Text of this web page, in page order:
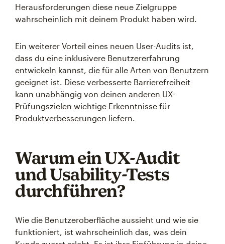
Herausforderungen diese neue Zielgruppe
wahrscheinlich mit deinem Produkt haben wird.
Ein weiterer Vorteil eines neuen User-Audits ist,
dass du eine inklusivere Benutzererfahrung
entwickeln kannst, die für alle Arten von Benutzern
geeignet ist. Diese verbesserte Barrierefreiheit
kann unabhängig von deinen anderen UX-
Prüfungszielen wichtige Erkenntnisse für
Produktverbesserungen liefern.
Warum ein UX-Audit
und Usability-Tests
durchführen?
Wie die Benutzeroberfläche aussieht und wie sie
funktioniert, ist wahrscheinlich das, was dein